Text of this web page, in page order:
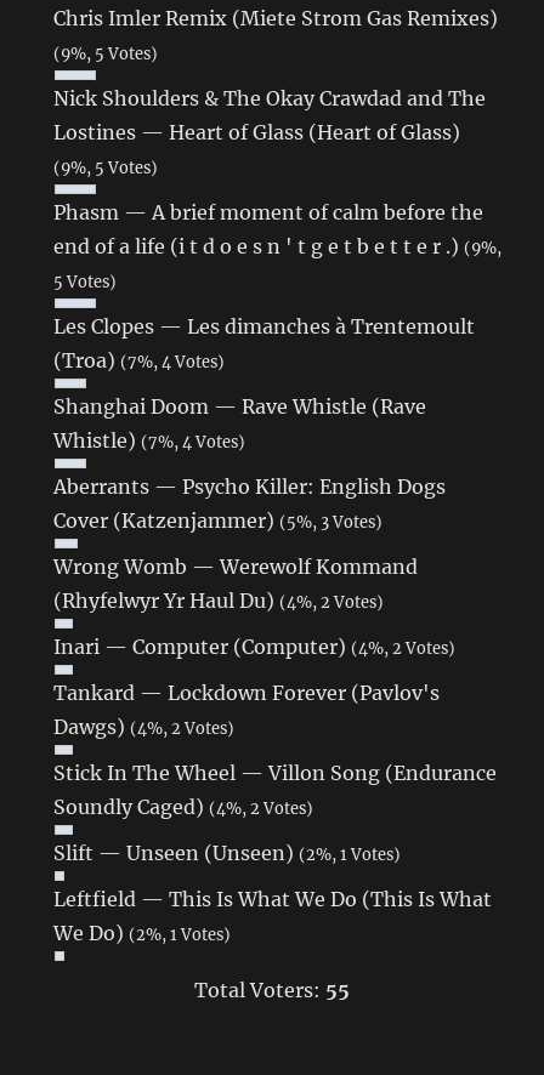
Chris Imler Remix (Miete Strom Gas Remixes)
(9%, 5 Votes)
Nick Shoulders & The Okay Crawdad and The
Lostines — Heart of Glass (Heart of Glass)
(9%, 5 Votes)
Phasm — A brief moment of calm before the
end of a life (i t d o e s n ' t g e t b e t t e r .) (9%,
5 Votes)
Les Clopes — Les dimanches à Trentemoult
(Troa) (7%, 4 Votes)
Shanghai Doom — Rave Whistle (Rave
Whistle) (7%, 4 Votes)
Aberrants — Psycho Killer: English Dogs
Cover (Katzenjammer) (5%, 3 Votes)
Wrong Womb — Werewolf Kommand
(Rhyfelwyr Yr Haul Du) (4%, 2 Votes)
Inari — Computer (Computer) (4%, 2 Votes)
Tankard — Lockdown Forever (Pavlov's
Dawgs) (4%, 2 Votes)
Stick In The Wheel — Villon Song (Endurance
Soundly Caged) (4%, 2 Votes)
Slift — Unseen (Unseen) (2%, 1 Votes)
Leftfield — This Is What We Do (This Is What
We Do) (2%, 1 Votes)
Total Voters: 55